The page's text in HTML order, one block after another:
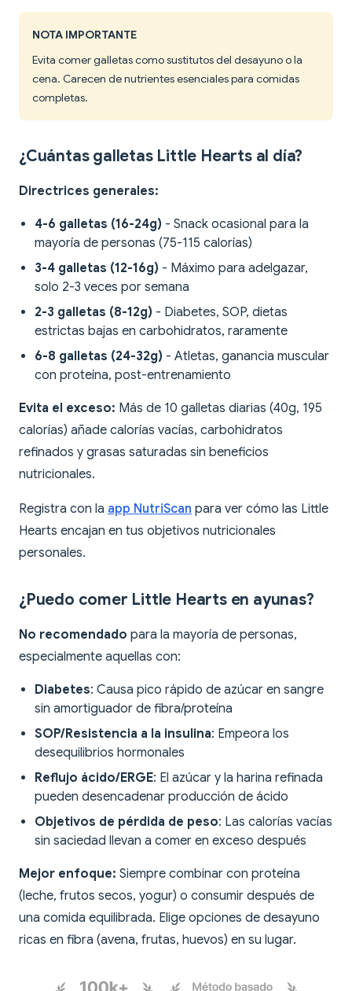
NOTA IMPORTANTE
Evita comer galletas como sustitutos del desayuno o la
cena. Carecen de nutrientes esenciales para comidas
completas.
¿Cuántas galletas Little Hearts al día?
Directrices generales:
4-6 galletas (16-24g) - Snack ocasional para la
mayoría de personas (75-115 calorías)
3-4 galletas (12-16g) - Máximo para adelgazar,
solo 2-3 veces por semana
2-3 galletas (8-12g) - Diabetes, SOP, dietas
estrictas bajas en carbohidratos, raramente
6-8 galletas (24-32g) - Atletas, ganancia muscular
con proteína, post-entrenamiento
Evita el exceso: Más de 10 galletas diarias (40g, 195
calorías) añade calorías vacías, carbohidratos
refinados y grasas saturadas sin beneficios
nutricionales.
Registra con la app NutriScan para ver cómo las Little
Hearts encajan en tus objetivos nutricionales
personales.
¿Puedo comer Little Hearts en ayunas?
No recomendado para la mayoría de personas,
especialmente aquellas con:
Diabetes: Causa pico rápido de azúcar en sangre
sin amortiguador de fibra/proteína
SOP/Resistencia a la insulina: Empeora los
desequilibrios hormonales
Reflujo ácido/ERGE: El azúcar y la harina refinada
pueden desencadenar producción de ácido
Objetivos de pérdida de peso: Las calorías vacías
sin saciedad llevan a comer en exceso después
Mejor enfoque: Siempre combinar con proteína
(leche, frutos secos, yogur) o consumir después de
una comida equilibrada. Elige opciones de desayuno
ricas en fibra (avena, frutas, huevos) en su lugar.